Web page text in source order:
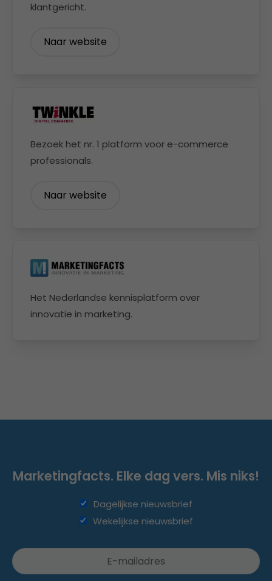
klantgericht.
Naar website
Bezoek het nr. 1 platform voor e-commerce
professionals.
Naar website
Het Nederlandse kennisplatform over
innovatie in marketing.
Marketingfacts. Elke dag vers. Mis niks!
Dagelijkse nieuwsbrief
Wekelijkse nieuwsbrief